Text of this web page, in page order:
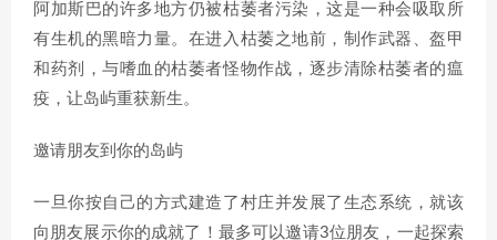
阿加斯巴的许多地方仍被枯萎者污染，这是一种会吸取所
有生机的黑暗力量。在进入枯萎之地前，制作武器、盔甲
和药剂，与嗜血的枯萎者怪物作战，逐步清除枯萎者的瘟
疫，让岛屿重获新生。
邀请朋友到你的岛屿
一旦你按自己的方式建造了村庄并发展了生态系统，就该
向朋友展示你的成就了！最多可以邀请3位朋友，一起探索